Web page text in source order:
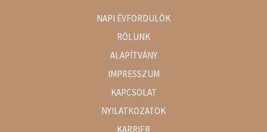
NAPI ÉVFORDULÓK
RÓLUNK
ALAPÍTVÁNY
IMPRESSZUM
KAPCSOLAT
NYILATKOZATOK
KARRIER